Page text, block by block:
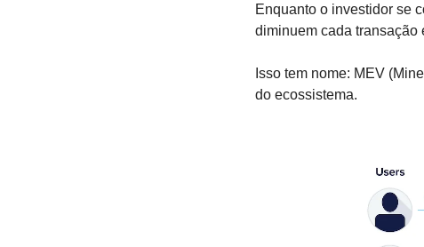
Enquanto o investidor se
diminuem cada
Isso tem nome: MEV
do ecossistema.